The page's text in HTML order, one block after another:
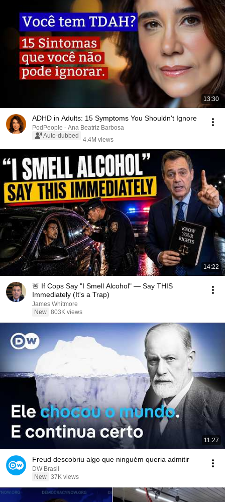
13:30
ADHD in Adults: 15 Symptoms You Shouldn't Ignore
PodPeople - Ana Beatriz Barbosa
Auto-dubbed
4.4M views
14:22
🚨 If Cops Say "I Smell Alcohol" — Say THIS
Immediately (It's a Trap)
James Whitmore
New 803K views
11:27
Freud descobriu algo que ninguém queria admitir
DW Brasil
New 37K views